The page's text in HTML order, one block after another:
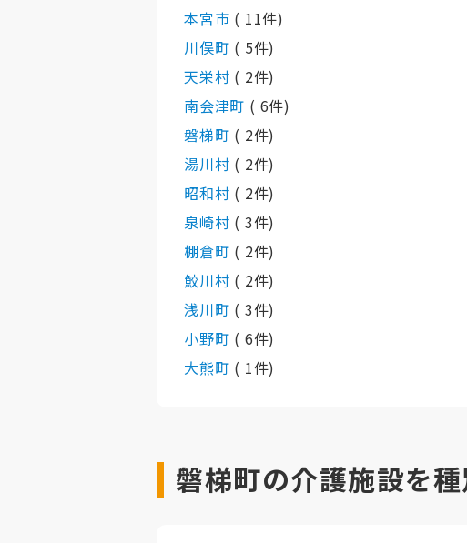
本宮市 ( 11件)
川俣町 ( 5件)
天栄村 ( 2件)
南会津町 ( 6件)
磐梯町 ( 2件)
湯川村 ( 2件)
昭和村 ( 2件)
泉崎村 ( 3件)
棚倉町 ( 2件)
鮫川村 ( 2件)
浅川町 ( 3件)
小野町 ( 6件)
大熊町 ( 1件)
磐梯町の介護施設を種